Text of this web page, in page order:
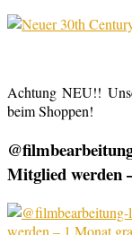
Achtung NEU!!
beim Shoppen!
Mitglied werden